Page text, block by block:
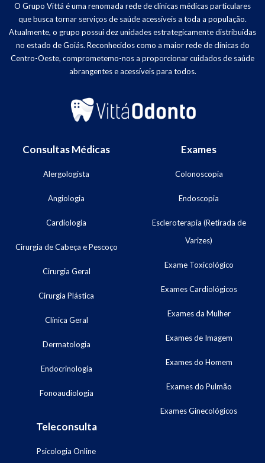
O Grupo Vittá é uma renomada rede de clínicas médicas particulares
que busca tornar serviços de saúde acessíveis a toda a população.
Atualmente, o grupo possui dez unidades estrategicamente distribuídas
no estado de Goiás. Reconhecidos como a maior rede de clínicas do
Centro-Oeste, comprometemo-nos a proporcionar cuidados de saúde
abrangentes e acessíveis para todos.
Consultas Médicas
Alergologista
Angiologia
Cardiologia
Cirurgia de Cabeça e Pescoço
Cirurgia Geral
Cirurgia Plástica
Clínica Geral
Dermatologia
Endocrinologia
Fonoaudiologia
Teleconsulta
Psicologia Online
Exames
Colonoscopia
Endoscopia
Escleroterapia (Retirada de
Varizes)
Exame Toxicológico
Exames Cardiológicos
Exames da Mulher
Exames de Imagem
Exames do Homem
Exames do Pulmão
Exames Ginecológicos